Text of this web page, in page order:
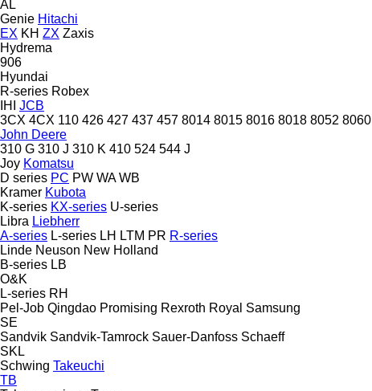
AL
Genie Hitachi
EX KH ZX Zaxis
Hydrema
906
Hyundai
R-series Robex
IHI
JCB
3CX 4CX 110 426 427 437 457 8014 8015 8016 8018 8052 8060
John Deere
310 G 310 J 310 K 410 524 544 J
Joy Komatsu
D series PC PW WA WB
Kramer Kubota
K-series KX-series U-series
Libra Liebherr
A-series L-series LH LTM PR R-series
Linde Neuson New Holland
B-series LB
O&K
L-series RH
Pel-Job Qingdao Promising Rexroth Royal Samsung
SE
Sandvik Sandvik-Tamrock Sauer-Danfoss Schaeff
SKL
Schwing Takeuchi
TB